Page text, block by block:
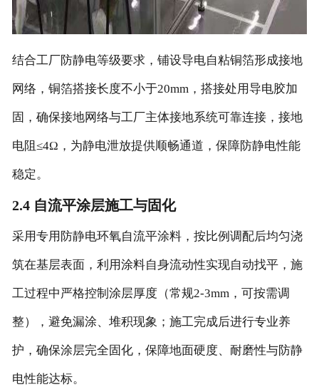
结合工厂防静电等级要求，铺设导电自粘铜箔形成接地
网络，铜箔搭接长度不小于20mm，搭接处用导电胶加
固，确保接地网络与工厂主体接地系统可靠连接，接地
电阻≤4Ω，为静电泄放提供顺畅通道，保障防静电性能
稳定。
2.4 自流平涂层施工与固化
采用专用防静电环氧自流平涂料，按比例调配后均匀浇
筑在基层表面，利用涂料自身流动性实现自动找平，施
工过程中严格控制涂层厚度（常规2-3mm，可按需调
整），避免漏涂、堆积现象；施工完成后进行专业养
护，确保涂层完全固化，保障地面硬度、耐磨性与防静
电性能达标。